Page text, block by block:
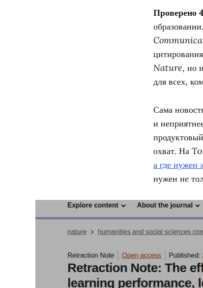
Проверено
Nature, но
для всех,
Сама
и
охват. На
а где нужен
нужен не